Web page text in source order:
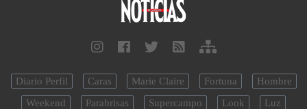
Diario Perfil Caras Marie Claire Fortuna
Hombre
Weekend
Parabrisas Supercampo Look
Luz